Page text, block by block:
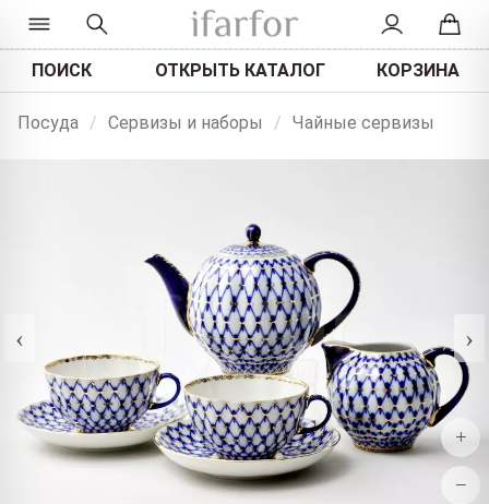
ПОИСК ОТКРЫТЬ КАТАЛОГ КОРЗИНА
Посуда / Сервизы и наборы / Чайные сервизы
‹ ›
+
−